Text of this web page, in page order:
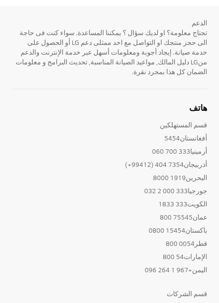
الدعم
تحتاج معلومة؟ او لديك سؤال ؟ يمكننا المساعدة. سواء كنت فى حاجة
الى حجز منتجك او التواصل مع احد ممثلى دعم LG أو الحصول على
خدمة صيانة. إيجاد أجوبة ومعلومات أسهل عبر خدمة الإنترنت والدعم
منLG دليل المالك, مواعيد الصيانة المناسبة, تحديث البرامج و معلومات
الضمان كل هذا بمجرد نقرة.
هاتف
قسم المستهلكين
أفغانستان5454
أرمينيا333 700 060
أذربيجان7354 404 (99412+)
البحرين1919 8000
جورجيا333 000 2 032
الكويت333 1833
عمان75545 800
باكستان15454 0800
قطر0054 800
الإمارات54 800
اليمن+967 1 264 096
قسم الشركات